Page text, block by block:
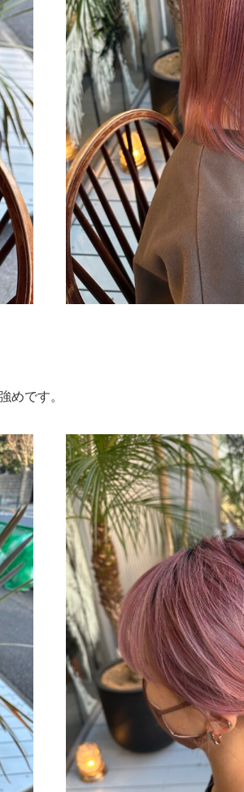
めです。